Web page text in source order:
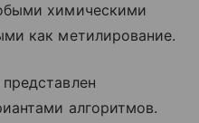
химическими
как метилирование.
алгоритмов.